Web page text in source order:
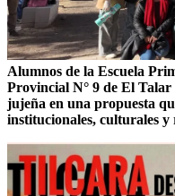
Alumnos de la Escuela
Provincial N° 9 de El
jujeña en una propuesta
institucionales, culturales y